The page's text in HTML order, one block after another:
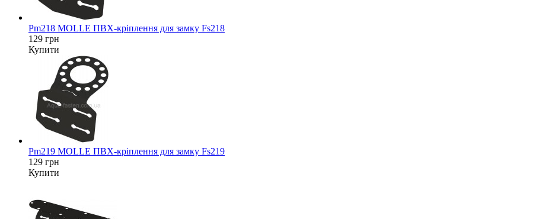
Pm218 MOLLE ПВХ-кріплення для замку Fs218
129 грн
Купити
Pm219 MOLLE ПВХ-кріплення для замку Fs219
129 грн
Купити